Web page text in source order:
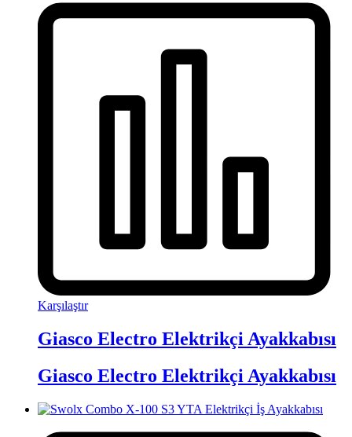
Karşılaştır
Giasco Electro Elektrikçi Ayakkabısı
Giasco Electro Elektrikçi Ayakkabısı